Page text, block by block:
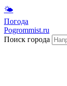
🌤
Погода
Pogrommist.ru
Поиск города